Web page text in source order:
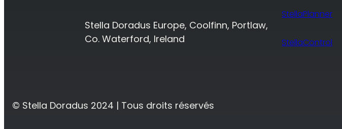
Stella Doradus Europe, Coolfinn, Portlaw,
Co. Waterford, Ireland
StellaPlanner
StellaControl
© Stella Doradus 2024 | Tous droits réservés